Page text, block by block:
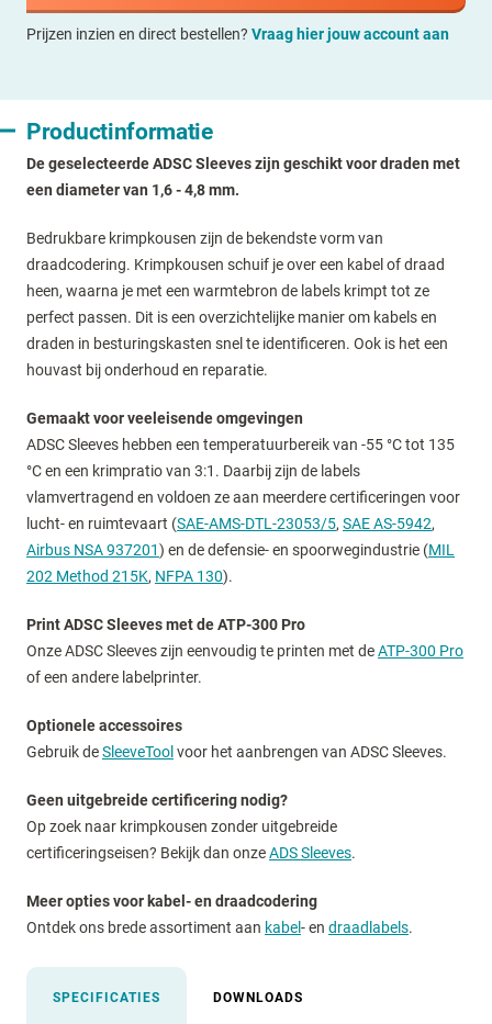
Prijzen inzien en direct bestellen? Vraag hier jouw account aan
Productinformatie
De geselecteerde ADSC Sleeves zijn geschikt voor draden met
een diameter van 1,6 - 4,8 mm.
Bedrukbare krimpkousen zijn de bekendste vorm van
draadcodering. Krimpkousen schuif je over een kabel of draad
heen, waarna je met een warmtebron de labels krimpt tot ze
perfect passen. Dit is een overzichtelijke manier om kabels en
draden in besturingskasten snel te identificeren. Ook is het een
houvast bij onderhoud en reparatie.
Gemaakt voor veeleisende omgevingen
ADSC Sleeves hebben een temperatuurbereik van -55 °C tot 135
°C en een krimpratio van 3:1. Daarbij zijn de labels
vlamvertragend en voldoen ze aan meerdere certificeringen voor
lucht- en ruimtevaart (SAE-AMS-DTL-23053/5, SAE AS-5942,
Airbus NSA 937201) en de defensie- en spoorwegindustrie (MIL
202 Method 215K, NFPA 130).
Print ADSC Sleeves met de ATP-300 Pro
Onze ADSC Sleeves zijn eenvoudig te printen met deATP-300 Pro
of een andere labelprinter.
Optionele accessoires
Gebruik deSleeveTool voor het aanbrengen van ADSC Sleeves.
Geen uitgebreide certificering nodig?
Op zoek naar krimpkousen zonder uitgebreide
certificeringseisen? Bekijk dan onzeADS Sleeves.
Meer opties voor kabel- en draadcodering
Ontdek ons brede assortiment aan kabel- en draadlabels.
SPECIFICATIES DOWNLOADS